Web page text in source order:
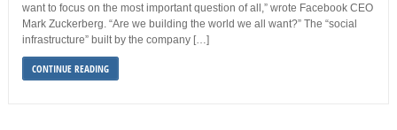
want to focus on the most important question of all,” wrote Facebook CEO
Mark Zuckerberg. “Are we building the world we all want?” The “social
infrastructure” built by the company […]
CONTINUE READING